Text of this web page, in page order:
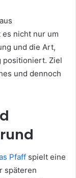
nicht nur um
und die Art,
positioniert. Ziel
und dennoch
Pfaff spielt eine
späteren